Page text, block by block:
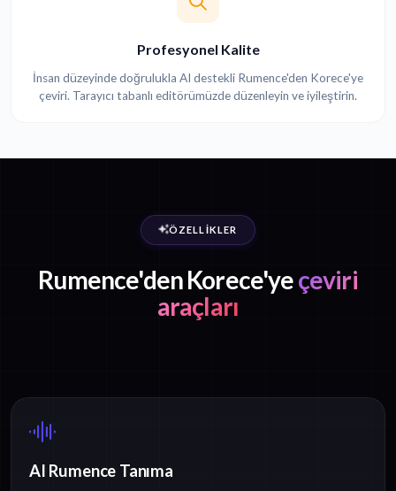
Profesyonel Kalite
İnsan düzeyinde doğrulukla AI destekli Rumence'den Korece'ye
çeviri. Tarayıcı tabanlı editörümüzde düzenleyin ve iyileştirin.
ÖZELLIKLER
Rumence'den Korece'yeçeviri
araçları
AI Rumence Tanıma